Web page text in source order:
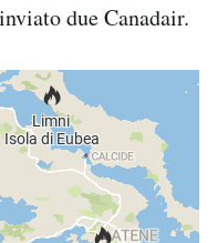
due Canadair.